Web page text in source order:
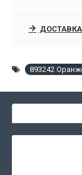
ДОСТАВКА
893242